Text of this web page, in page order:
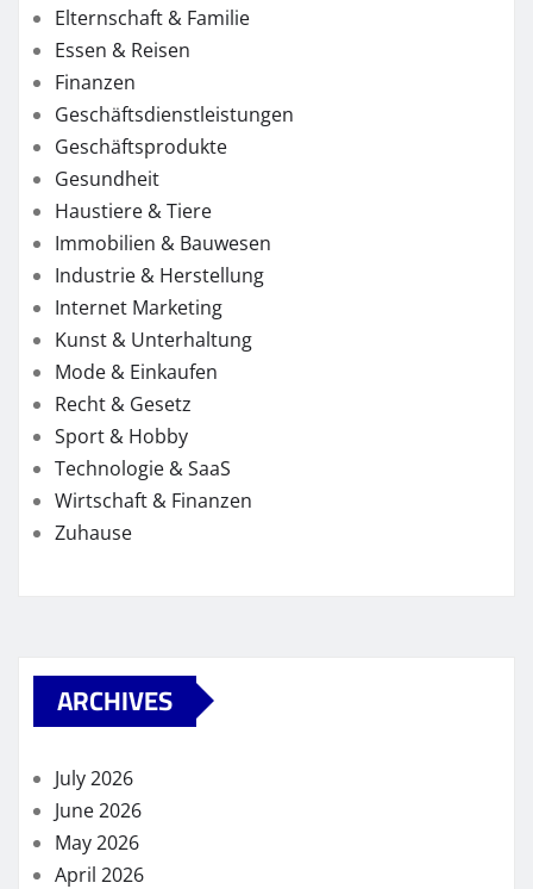
Elternschaft & Familie
Essen & Reisen
Finanzen
Geschäftsdienstleistungen
Geschäftsprodukte
Gesundheit
Haustiere & Tiere
Immobilien & Bauwesen
Industrie & Herstellung
Internet Marketing
Kunst & Unterhaltung
Mode & Einkaufen
Recht & Gesetz
Sport & Hobby
Technologie & SaaS
Wirtschaft & Finanzen
Zuhause
ARCHIVES
July 2026
June 2026
May 2026
April 2026